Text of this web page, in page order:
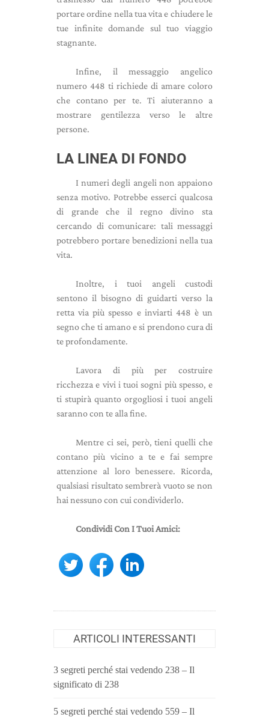
portare ordine nella tua vita e chiudere le
tue infinite domande sul tuo viaggio
stagnante.
Infine, il messaggio angelico
numero 448 ti richiede di amare coloro
che contano per te. Ti aiuteranno a
mostrare gentilezza verso le altre
persone.
LA LINEA DI FONDO
I numeri degli angeli non appaiono
senza motivo. Potrebbe esserci qualcosa
di grande che il regno divino sta
cercando di comunicare: tali messaggi
potrebbero portare benedizioni nella tua
vita.
Inoltre, i tuoi angeli custodi
sentono il bisogno di guidarti verso la
retta via più spesso e inviarti 448 è un
segno che ti amano e si prendono cura di
te profondamente.
Lavora di più per costruire
ricchezza e vivi i tuoi sogni più spesso, e
ti stupirà quanto orgogliosi i tuoi angeli
saranno con te alla fine.
Mentre ci sei, però, tieni quelli che
contano più vicino a te e fai sempre
attenzione al loro benessere. Ricorda,
qualsiasi risultato sembrerà vuoto se non
hai nessuno con cui condividerlo.
Condividi Con I Tuoi Amici:
ARTICOLI INTERESSANTI
3 segreti perché stai vedendo 238 – Il
significato di 238
5 segreti perché stai vedendo 559 – Il